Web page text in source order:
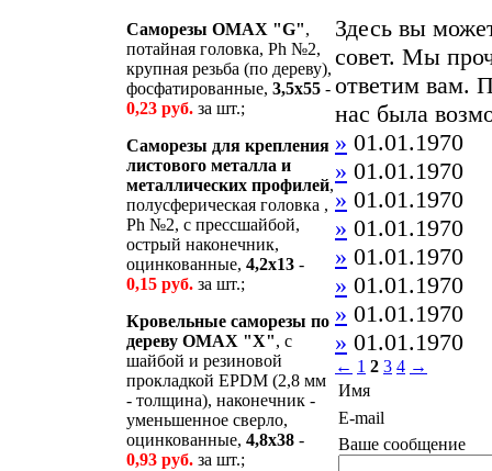
Саморезы OMAX "G",
потайная головка, Ph №2,
крупная резьба (по дереву),
фосфатированные, 3,5x55 -
0,23 руб. за шт.;
Саморезы для крепления
листового металла и
металлических профилей,
полусферическая головка ,
Ph №2, с прессшайбой,
острый наконечник,
оцинкованные, 4,2x13 -
0,15 руб. за шт.;
Кровельные саморезы по
дереву OMAX "Х", с
шайбой и резиновой
прокладкой EPDM (2,8 мм
- толщина), наконечник -
уменьшенное сверло,
оцинкованные, 4,8х38 -
0,93 руб. за шт.;
Здесь вы
совет. Мы
ответим вам.
нас была
» 01.01.1970
» 01.01.1970
» 01.01.1970
» 01.01.1970
» 01.01.1970
» 01.01.1970
» 01.01.1970
» 01.01.1970
← 1 2 3 4 →
Имя
E-mail
Ваше сообщение